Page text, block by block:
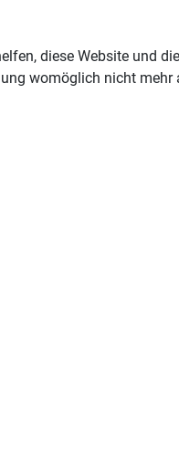
diese Website und
womöglich nicht